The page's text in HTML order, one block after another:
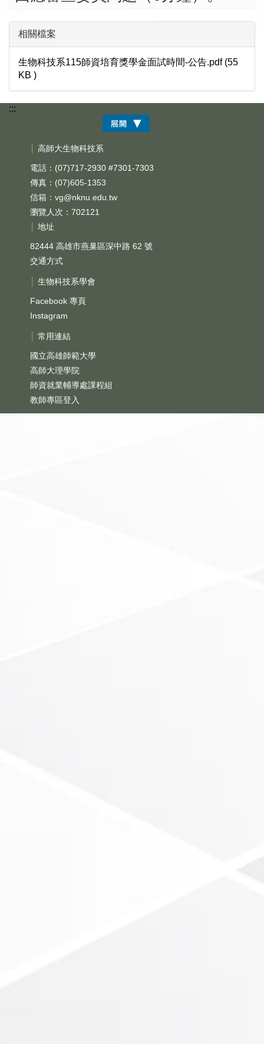
相關檔案
生物科技系115師資培育獎學金面試時間-公告.pdf (55
KB )
:::
高師大生物科技系
電話：(07)717-2930 #7301-7303
傳真：(07)605-1353
信箱： vg@nknu.edu.tw
瀏覽人次：702121
地址
82444 高雄市燕巢區深中路 62 號
交通方式
生物科技系學會
Facebook 專頁
Instagram
常用連結
國立高雄師範大學
高師大理學院
師資就業輔導處課程組
教師專區登入